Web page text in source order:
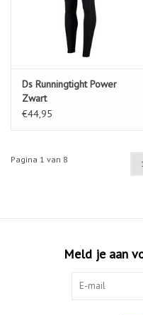
Ds Runningtight Power
Zwart
€44,95
Pagina 1 van 8 1
Meld je aan